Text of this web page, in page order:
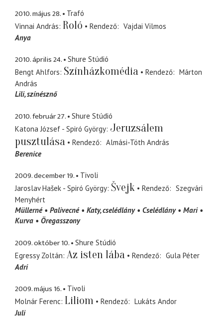
2010. május 28.
Trafó
Vinnai András Roló Rendező
Vajdai Vilmos
Anya
2010. április 24.
Shure Stúdió
Bengt Ahlfors Színházkomédia Rendező
Márton
András
Lili színésznő
2010. február 27.
Shure Stúdió
Katona József - Spiró György Jeruzsálem
pusztulása
Rendező
Almási-Tóth András
Berenice
2009. december 19.
Tivoli
Jaroslav Hašek - Spiró György Švejk Rendező
Szegvári
Menyhért
Müllerné
Palivecné Katy cselédlány Cselédlány
Mari
Kurva
Öregasszony
2009. október 10.
Shure Stúdió
Egressy Zoltán Az isten lába Rendező
Gula Péter
Adri
2009. május 16.
Tivoli
Molnár Ferenc Liliom Rendező
Lukáts Andor
Juli